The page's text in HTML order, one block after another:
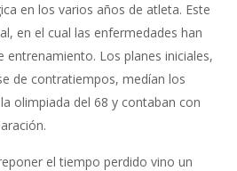
en los varios años de atleta. Este
en el cual las enfermedades han
Los planes iniciales,
de contratiempos, medían los
olimpiada del 68 y contaban con
el tiempo perdido vino un